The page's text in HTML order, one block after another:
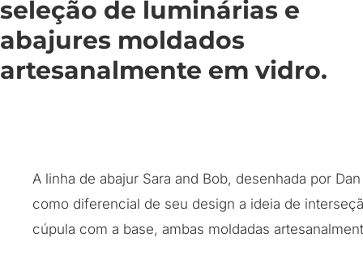
seleção de luminárias e
abajures moldados
artesanalmente em vidro.
A linha de abajur Sara and Bob, desenhada por
como diferencial de seu design a ideia de
cúpula com a base, ambas moldadas